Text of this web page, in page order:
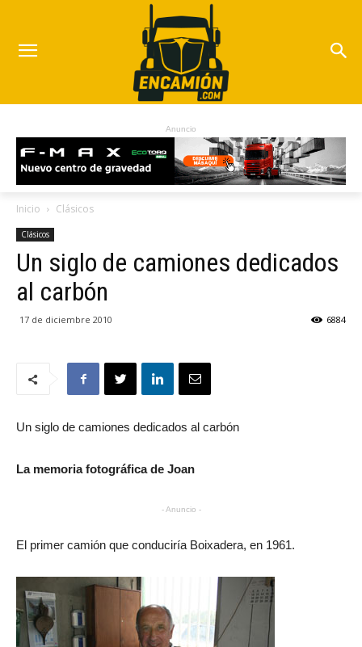
Anuncio
Inicio Clásicos
Clásicos
Un siglo de camiones dedicados
al carbón
17 de diciembre 2010 6884
Un siglo de camiones dedicados al carbón
La memoria fotográfica de Joan
- Anuncio -
El primer camión que conduciría Boixadera, en 1961.